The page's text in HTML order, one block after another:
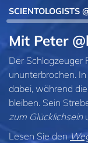
SCIENTOLOGISTS
Mit Peter
Der Schlagzeuger
ununterbrochen.
dabei, während
bleiben. Sein
zum Glücklichsein
Lesen Sie den